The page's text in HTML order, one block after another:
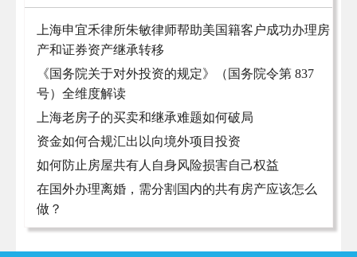
上海申宜禾律所朱敏律师帮助美国籍客户成功办理房
产和证券资产继承转移
《国务院关于对外投资的规定》（国务院令第 837
号）全维度解读
上海老房子的买卖和继承难题如何破局
资金如何合规汇出以向境外项目投资
如何防止房屋共有人自身风险损害自己权益
在国外办理离婚，需分割国内的共有房产应该怎么
做？